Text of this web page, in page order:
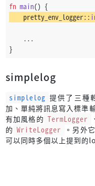
fn main() {
    pretty_env_logger::
    ...
}
simplelog
simplelog 提供了三種
加、單純將訊息寫入標準
有加風格的 TermLogger
的 WriteLogger 。另外
可以同時多個以上提到的